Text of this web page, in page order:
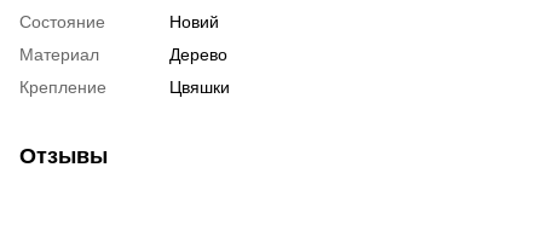
Состояние
Новий
Материал
Дерево
Крепление
Цвяшки
Отзывы